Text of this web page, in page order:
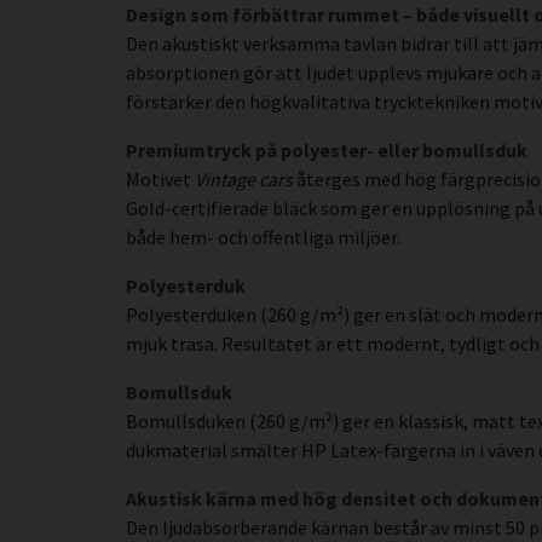
Design som förbättrar rummet – både visuellt
Den akustiskt verksamma tavlan bidrar till att
absorptionen gör att ljudet upplevs mjukare och
förstärker den högkvalitativa trycktekniken
Premiumtryck på polyester- eller bomullsduk
Motivet Vintage cars återges med hög
Gold-certifierade bläck som ger en upplösning
både hem- och offentliga miljöer.
Polyesterduk
Polyesterduken (260 g/m²) ger en slät och
mjuk trasa. Resultatet är ett modernt, tydligt
Bomullsduk
Bomullsduken (260 g/m²) ger en klassisk, matt
dukmaterial smälter HP Latex-färgerna in i
Akustisk kärna med hög densitet och
Den ljudabsorberande kärnan består av minst